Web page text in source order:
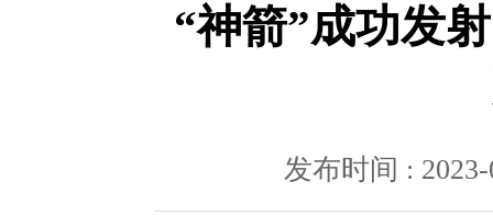
“神箭”成功发
发布时间 :